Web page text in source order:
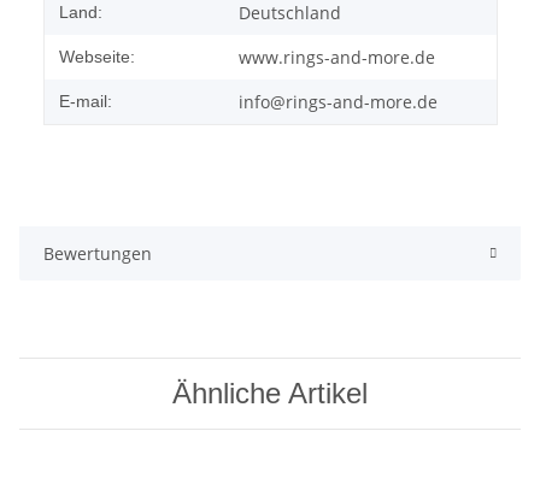
Land: Deutschland
Webseite: www.rings-and-more.de
E-mail: info@rings-and-more.de
Bewertungen
Ähnliche Artikel